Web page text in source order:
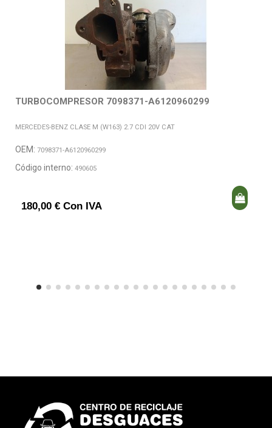
TURBOCOMPRESOR 7098371-A6120960299
MERCEDES-BENZ CLASE M (W163) 2.7 CDI 20V CAT
OEM: 7098371-A6120960299
Código interno: 490605
180,00 € Con IVA